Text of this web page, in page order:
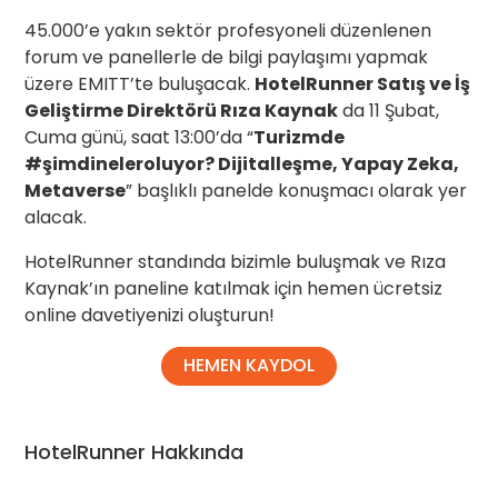
45.000’e yakın sektör profesyoneli düzenlenen
forum ve panellerle de bilgi paylaşımı yapmak
üzere EMITT’te buluşacak. HotelRunner Satış ve İş
Geliştirme Direktörü Rıza Kaynakda 11 Şubat,
Cuma günü, saat 13:00’da “Turizmde
#şimdineleroluyor? Dijitalleşme, Yapay Zeka,
Metaverse” başlıklı panelde konuşmacı olarak yer
alacak.
HotelRunner standında bizimle buluşmak ve Rıza
Kaynak’ın paneline katılmak için hemen ücretsiz
online davetiyenizi oluşturun!
HEMEN KAYDOL
HotelRunner Hakkında